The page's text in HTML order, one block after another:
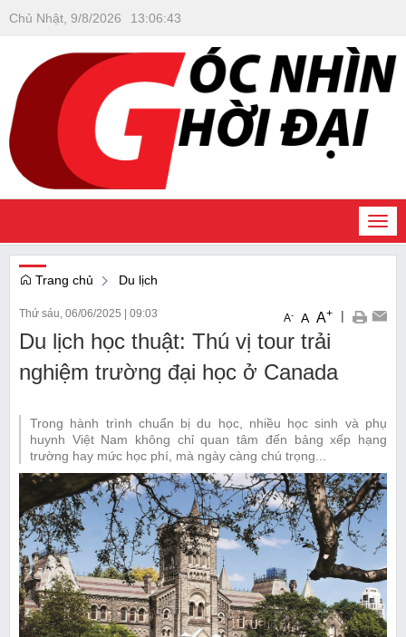
Chủ Nhật, 9/8/2026 13:06:44
Trang chủ Du lịch
Thứ sáu, 06/06/2025 09:03 A- A A+ |
Du lịch học thuật: Thú vị tour trải
nghiệm trường đại học ở Canada
Trong hành trình chuẩn bị du học, nhiều học sinh và phụ
huynh Việt Nam không chỉ quan tâm đến bảng xếp hạng
trường hay mức học phí, mà ngày càng chú trọng...